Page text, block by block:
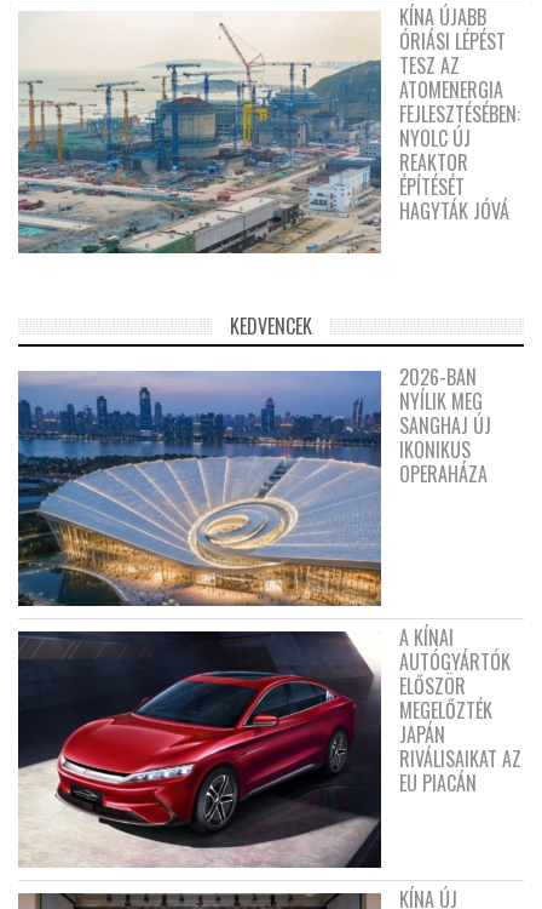
KÍNA ÚJABB
ÓRIÁSI LÉPÉST
TESZ AZ
ATOMENERGIA
FEJLESZTÉSÉBEN:
NYOLC ÚJ
REAKTOR
ÉPÍTÉSÉT
HAGYTÁK JÓVÁ
KEDVENCEK
2026-BAN
NYÍLIK MEG
SANGHAJ ÚJ
IKONIKUS
OPERAHÁZA
A KÍNAI
AUTÓGYÁRTÓK
ELŐSZÖR
MEGELŐZTÉK
JAPÁN
RIVÁLISAIKAT AZ
EU PIACÁN
KÍNA ÚJ